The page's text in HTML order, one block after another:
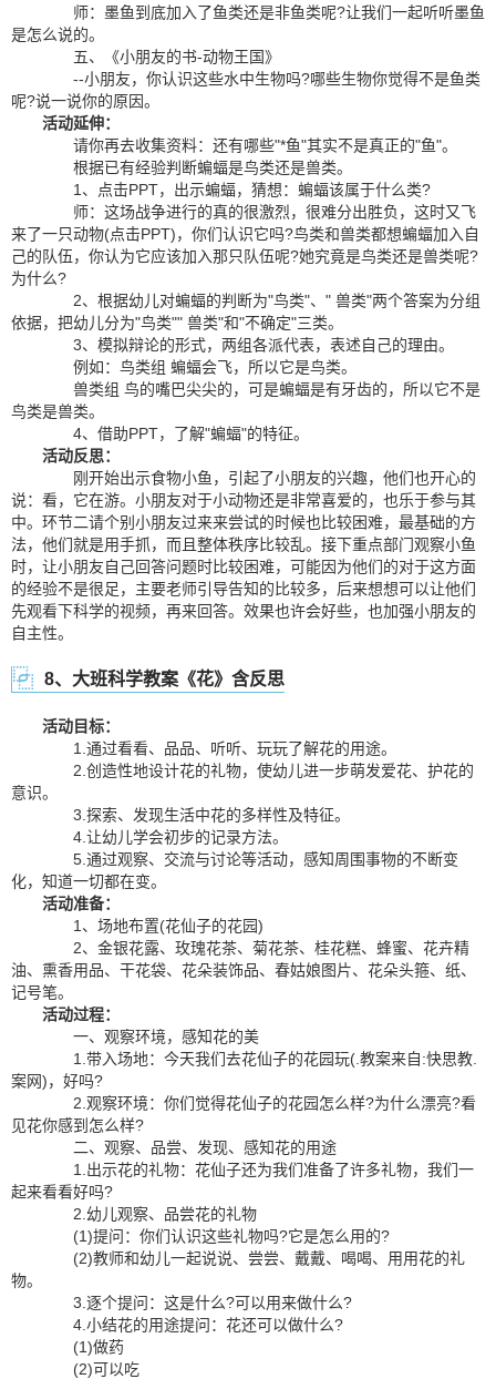
师：墨鱼到底加入了鱼类还是非鱼类呢?让我们一起听听墨鱼
是怎么说的。
五、《小朋友的书-动物王国》
--小朋友，你认识这些水中生物吗?哪些生物你觉得不是鱼类
呢?说一说你的原因。
活动延伸：
请你再去收集资料：还有哪些"*鱼"其实不是真正的"鱼"。
根据已有经验判断蝙蝠是鸟类还是兽类。
1、点击PPT，出示蝙蝠，猜想：蝙蝠该属于什么类?
师：这场战争进行的真的很激烈，很难分出胜负，这时又飞
来了一只动物(点击PPT)，你们认识它吗?鸟类和兽类都想蝙蝠加入自
己的队伍，你认为它应该加入那只队伍呢?她究竟是鸟类还是兽类呢?
为什么?
2、根据幼儿对蝙蝠的判断为"鸟类"、" 兽类"两个答案为分组
依据，把幼儿分为"鸟类"" 兽类"和"不确定"三类。
3、模拟辩论的形式，两组各派代表，表述自己的理由。
例如：鸟类组 蝙蝠会飞，所以它是鸟类。
兽类组 鸟的嘴巴尖尖的，可是蝙蝠是有牙齿的，所以它不是
鸟类是兽类。
4、借助PPT，了解"蝙蝠"的特征。
活动反思：
刚开始出示食物小鱼，引起了小朋友的兴趣，他们也开心的
说：看，它在游。小朋友对于小动物还是非常喜爱的，也乐于参与其
中。环节二请个别小朋友过来来尝试的时候也比较困难，最基础的方
法，他们就是用手抓，而且整体秩序比较乱。接下重点部门观察小鱼
时，让小朋友自己回答问题时比较困难，可能因为他们的对于这方面
的经验不是很足，主要老师引导告知的比较多，后来想想可以让他们
先观看下科学的视频，再来回答。效果也许会好些，也加强小朋友的
自主性。
8、大班科学教案《花》含反思
活动目标：
1.通过看看、品品、听听、玩玩了解花的用途。
2.创造性地设计花的礼物，使幼儿进一步萌发爱花、护花的
意识。
3.探索、发现生活中花的多样性及特征。
4.让幼儿学会初步的记录方法。
5.通过观察、交流与讨论等活动，感知周围事物的不断变
化，知道一切都在变。
活动准备：
1、场地布置(花仙子的花园)
2、金银花露、玫瑰花茶、菊花茶、桂花糕、蜂蜜、花卉精
油、熏香用品、干花袋、花朵装饰品、春姑娘图片、花朵头箍、纸、
记号笔。
活动过程：
一、观察环境，感知花的美
1.带入场地：今天我们去花仙子的花园玩(.教案来自:快思教.
案网)，好吗?
2.观察环境：你们觉得花仙子的花园怎么样?为什么漂亮?看
见花你感到怎么样?
二、观察、品尝、发现、感知花的用途
1.出示花的礼物：花仙子还为我们准备了许多礼物，我们一
起来看看好吗?
2.幼儿观察、品尝花的礼物
(1)提问：你们认识这些礼物吗?它是怎么用的?
(2)教师和幼儿一起说说、尝尝、戴戴、喝喝、用用花的礼
物。
3.逐个提问：这是什么?可以用来做什么?
4.小结花的用途提问：花还可以做什么?
(1)做药
(2)可以吃